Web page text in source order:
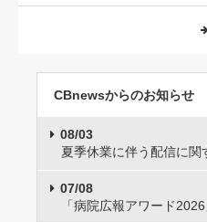
CBnewsからのお知らせ
08/03
夏季休業に伴う配信に関
07/08
「病院広報アワード